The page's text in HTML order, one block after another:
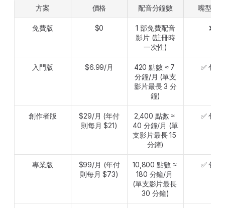
方案 價格 配音分鐘數 嘴型同
免費版 $0
1 部免費配音
影片 (註冊時
一次性)
❌
入門版 $6.99/月
420 點數 ≈ 7
分鐘/月 (單支
影片最長 3 分
鐘)
✅ 包含
創作者版
$29/月 (年付
則每月 $21)
2,400 點數 ≈
40 分鐘/月 (單
支影片最長 15
分鐘)
✅ 包含
專業版
$99/月 (年付
則每月 $73)
10,800 點數 ≈
180 分鐘/月
(單支影片最長
30 分鐘)
✅ 包含